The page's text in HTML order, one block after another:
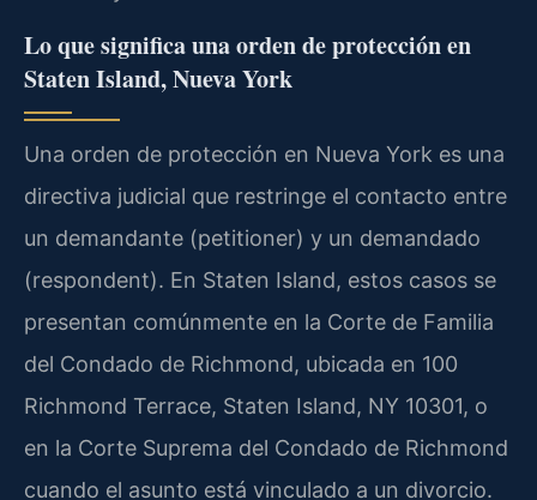
Lo que significa una orden de protección en
Staten Island, Nueva York
Una orden de protección en Nueva York es una
directiva judicial que restringe el contacto entre
un demandante (petitioner) y un demandado
(respondent). En Staten Island, estos casos se
presentan comúnmente en la Corte de Familia
del Condado de Richmond, ubicada en 100
Richmond Terrace, Staten Island, NY 10301, o
en la Corte Suprema del Condado de Richmond
cuando el asunto está vinculado a un divorcio.